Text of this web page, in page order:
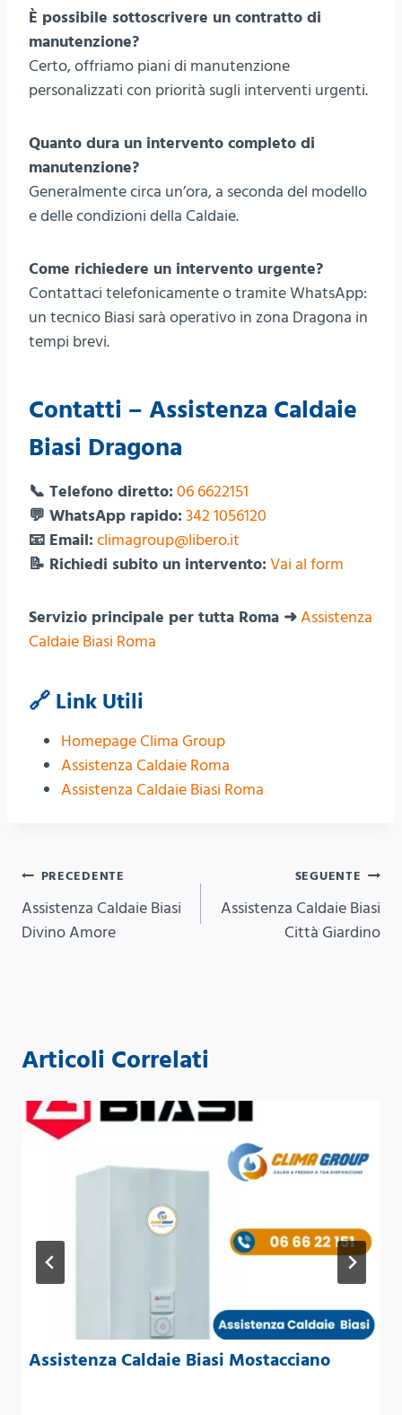
È possibile sottoscrivere un contratto di
manutenzione?
Certo, offriamo piani di manutenzione
personalizzati con priorità sugli interventi urgenti.
Quanto dura un intervento completo di
manutenzione?
Generalmente circa un’ora, a seconda del modello
e delle condizioni della Caldaie.
Come richiedere un intervento urgente?
Contattaci telefonicamente o tramite WhatsApp:
un tecnico Biasi sarà operativo in zona Dragona in
tempi brevi.
Contatti – Assistenza Caldaie
Biasi Dragona
📞 Telefono diretto: 06 6622151
💬 WhatsApp rapido: 342 1056120
📧 Email: climagroup@libero.it
📝 Richiedi subito un intervento: Vai al form
Servizio principale per tutta Roma ➜Assistenza
Caldaie Biasi Roma
🔗 Link Utili
Homepage Clima Group
Assistenza Caldaie Roma
Assistenza Caldaie Biasi Roma
Navigazione
articoli
PRECEDENTE
Assistenza Caldaie Biasi
Divino Amore
SEGUENTE
Assistenza Caldaie Biasi
Città Giardino
Articoli Correlati
Assistenza Caldaie Biasi Mostacciano